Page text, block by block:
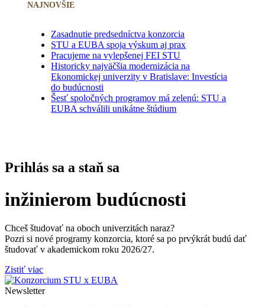
NAJNOVŠIE
Zasadnutie predsedníctva konzorcia
STU a EUBA spoja výskum aj prax
Pracujeme na vylepšenej FEI STU
Historicky najväčšia modernizácia na
Ekonomickej univerzity v Bratislave: Investícia
do budúcnosti
Šesť spoločných programov má zelenú: STU a
EUBA schválili unikátne štúdium
Prihlás sa a staň sa
inžinierom budúcnosti
Chceš študovať na oboch univerzitách naraz?
Pozri si nové programy konzorcia, ktoré sa po prvýkrát budú dať
študovať v akademickom roku 2026/27.
Zistiť viac
Newsletter